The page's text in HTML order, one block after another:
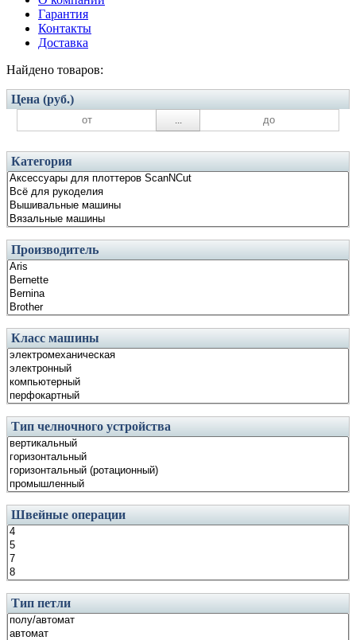
Гарантия
Контакты
Доставка
Найдено товаров:
Цена (руб.)
...
Категория
Производитель
Класс машины
Тип челночного устройства
Швейные операции
Тип петли